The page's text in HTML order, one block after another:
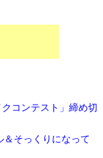
コンテスト」締め切
＆そっくりになって